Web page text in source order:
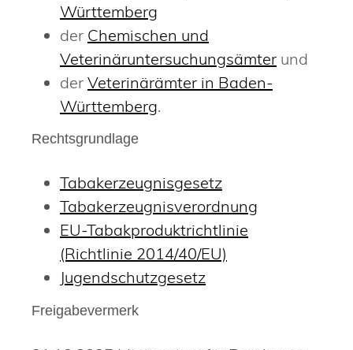
Württemberg
der Chemischen und
Veterinäruntersuchungsämter und
der Veterinärämter in Baden-
Württemberg.
Rechtsgrundlage
Tabakerzeugnisgesetz
Tabakerzeugnisverordnung
EU-Tabakproduktrichtlinie
(Richtlinie 2014/40/EU)
Jugendschutzgesetz
Freigabevermerk